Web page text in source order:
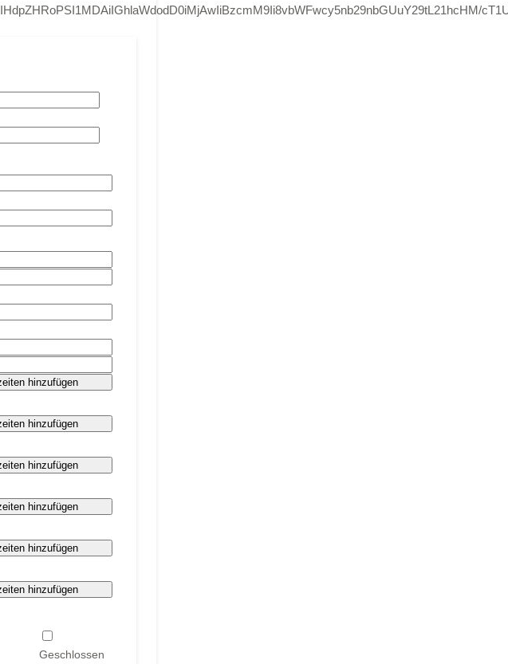
hinzufügen
hinzufügen
hinzufügen
hinzufügen
hinzufügen
hinzufügen